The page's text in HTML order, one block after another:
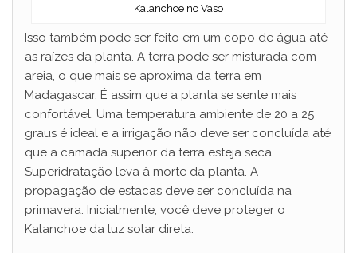
Kalanchoe no Vaso
Isso também pode ser feito em um copo de água até
as raízes da planta. A terra pode ser misturada com
areia, o que mais se aproxima da terra em
Madagascar. É assim que a planta se sente mais
confortável. Uma temperatura ambiente de 20 a 25
graus é ideal e a irrigação não deve ser concluída até
que a camada superior da terra esteja seca.
Superidratação leva à morte da planta. A
propagação de estacas deve ser concluída na
primavera. Inicialmente, você deve proteger o
Kalanchoe da luz solar direta.